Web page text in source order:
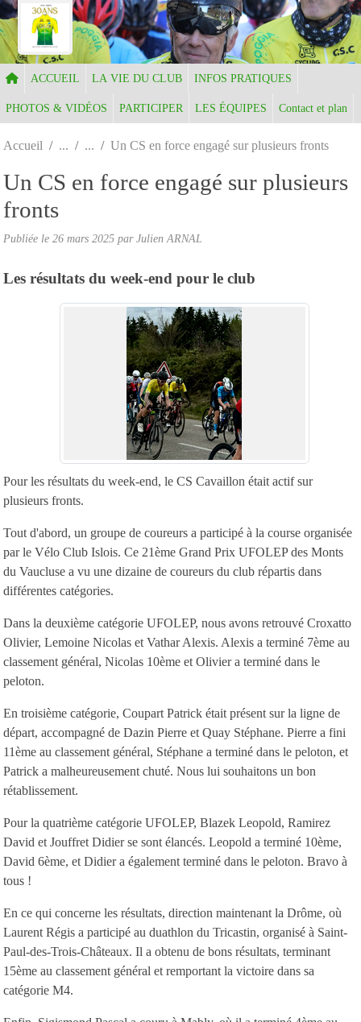
ACCUEIL LA VIE DU CLUB INFOS PRATIQUES
PHOTOS & VIDÉOS PARTICIPER LES ÉQUIPES Contact et plan
Accueil Un CS en force engagé sur plusieurs fronts
Un CS en force engagé sur plusieurs
fronts
Publiée le 26 mars 2025 par Julien ARNAL
Les résultats du week-end pour le club
Pour les résultats du week-end, le CS Cavaillon était actif sur
plusieurs fronts.
Tout d'abord, un groupe de coureurs a participé à la course organisée
par le Vélo Club Islois. Ce 21ème Grand Prix UFOLEP des Monts
du Vaucluse a vu une dizaine de coureurs du club répartis dans
différentes catégories.
Dans la deuxième catégorie UFOLEP, nous avons retrouvé Croxatto
Olivier, Lemoine Nicolas et Vathar Alexis. Alexis a terminé 7ème au
classement général, Nicolas 10ème et Olivier a terminé dans le
peloton.
En troisième catégorie, Coupart Patrick était présent sur la ligne de
départ, accompagné de Dazin Pierre et Quay Stéphane. Pierre a fini
11ème au classement général, Stéphane a terminé dans le peloton, et
Patrick a malheureusement chuté. Nous lui souhaitons un bon
rétablissement.
Pour la quatrième catégorie UFOLEP, Blazek Leopold, Ramirez
David et Jouffret Didier se sont élancés. Leopold a terminé 10ème,
David 6ème, et Didier a également terminé dans le peloton. Bravo à
tous !
En ce qui concerne les résultats, direction maintenant la Drôme, où
Laurent Régis a participé au duathlon du Tricastin, organisé à Saint-
Paul-des-Trois-Châteaux. Il a obtenu de bons résultats, terminant
15ème au classement général et remportant la victoire dans sa
catégorie M4.
Panneau de gestion des cookies